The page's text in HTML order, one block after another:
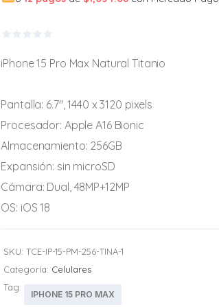
was:
$16,499.00.
en
0
iPhone 15 Pro Max Natural Titanio
Pantalla: 6.7″, 1440 x 3120 pixels
Procesador: Apple A16 Bionic
Almacenamiento: 256GB
Expansión: sin microSD
Cámara: Dual, 48MP+12MP
OS: iOS 18
SKU:TCE-IP-15-PM-256-TINA-1
Categoría: Celulares
Tag:
IPHONE 15 PRO MAX